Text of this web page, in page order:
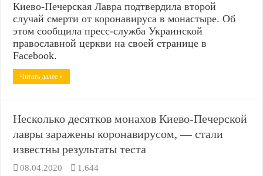
Киево-Печерская Лавра подтвердила второй
случай смерти от коронавируса в монастыре. Об
этом сообщила пресс-служба Украинской
православной церкви на своей странице в
Facebook.
Читать далее »
Несколько десятков монахов Киево-Печерской
лавры заражены коронавирусом, — стали
известны результаты теста
08.04.2020 1,644